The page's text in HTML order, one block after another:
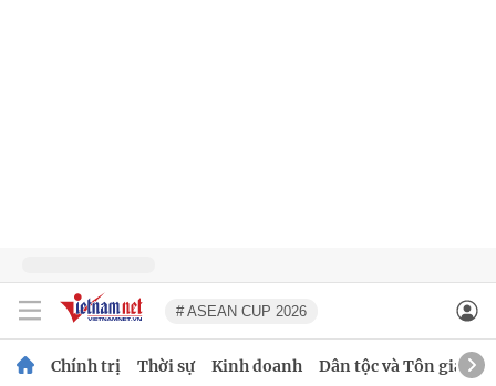
# ASEAN CUP 2026
Chính trị Thời sự Kinh doanh Dân tộc và Tôn giáo